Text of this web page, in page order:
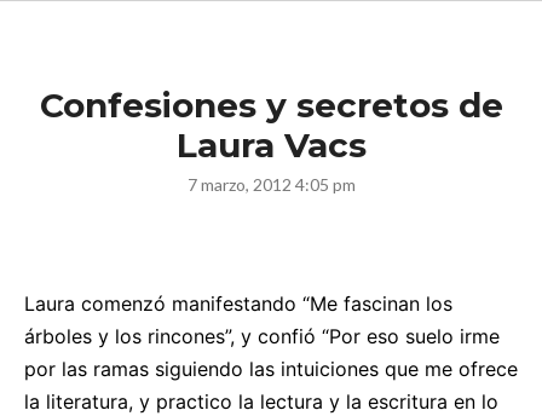
Confesiones y secretos de
Laura Vacs
7 marzo, 2012 4:05 pm
Laura comenzó manifestando “Me fascinan los
árboles y los rincones”, y confió “Por eso suelo irme
por las ramas siguiendo las intuiciones que me ofrece
la literatura, y practico la lectura y la escritura en lo